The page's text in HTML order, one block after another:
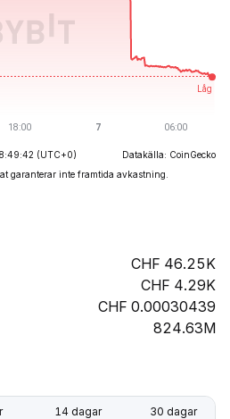
(UTC+0)
Datakälla: CoinGecko
garanterar inte framtida avkastning.
46.25K
4.29K
0.00030439
824.63M
14 dagar 30 dagar